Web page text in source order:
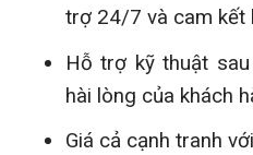
trợ 24/7 và cam kết
Hỗ trợ kỹ thuật
hài lòng của khách
Giá cả cạnh tranh